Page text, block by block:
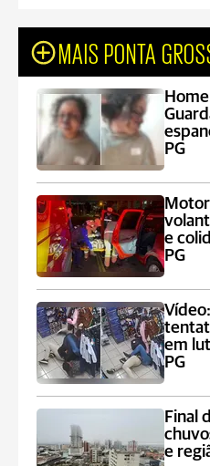
MAIS PONTA
PG
e
PG
em
PG
Final
e